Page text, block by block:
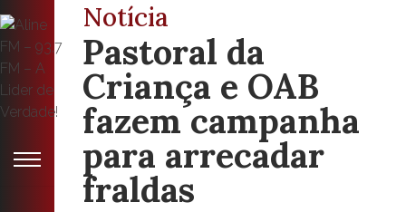
Notícia
Pastoral da
Criança e OAB
fazem campanha
para arrecadar
fraldas